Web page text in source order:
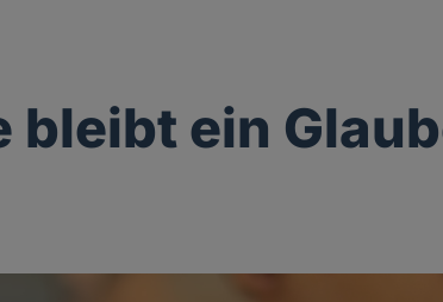
bleibt ein